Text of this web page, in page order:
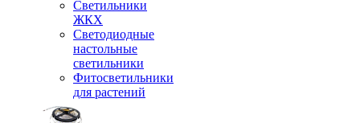
Светильники
ЖКХ
Светодиодные
настольные
светильники
Фитосветильники
для растений